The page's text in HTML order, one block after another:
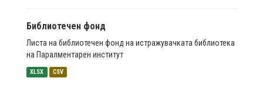
Библиотечен фонд
Листа на библиотечен фонд на истражувачката библиотека
на Паралментарен институт
XLSX CSV